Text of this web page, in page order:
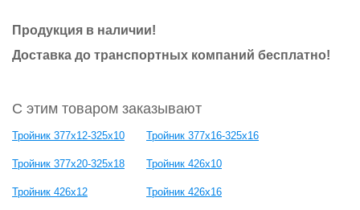
Продукция в наличии!
Доставка до транспортных компаний бесплатно!
С этим товаром заказывают
Тройник 377х12-325х10 Тройник 377х16-325х16
Тройник 377х20-325х18 Тройник 426х10
Тройник 426х12 Тройник 426х16